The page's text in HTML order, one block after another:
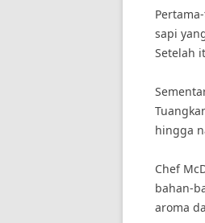
sapi
Setelah
hingga
Chef
bahan-
aroma